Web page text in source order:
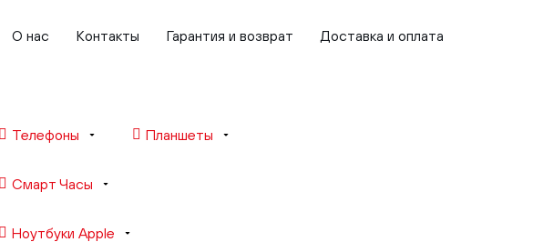
О нас Контакты Гарантия и возврат
Доставка и оплата
Телефоны Планшеты
Смарт Часы
Ноутбуки Apple